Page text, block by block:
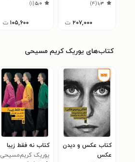
۱٫۳(۴)
۲۰۷,۰۰۰ ت
‌بن ‌مسعود ‌بن
۵٫۰(۱)
۱۰۵,۶۰۰ ت
کتاب‌های یوریک کریم مسیحی
کتاب ‌عکس‌ و‌ دیدن‌
عکس‌
کتاب نه فقط زیبا
یوریک کریم‌مسیحی